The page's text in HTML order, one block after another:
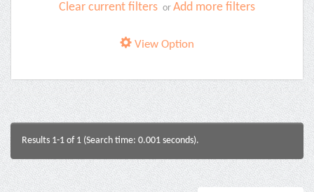
Clear current filters or Add more filters
View Option
Results 1-1 of 1 (Search time: 0.001 seconds).